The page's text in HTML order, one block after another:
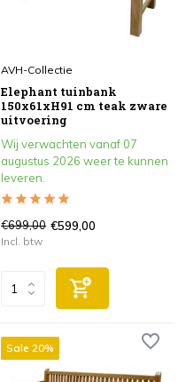
AVH-Collectie
Elephant tuinbank
150x61xH91 cm teak zware
uitvoering
Wij verwachten vanaf 07
augustus 2026 weer te kunnen
leveren.
€699,00 €599,00
Incl. btw
Sale 20%